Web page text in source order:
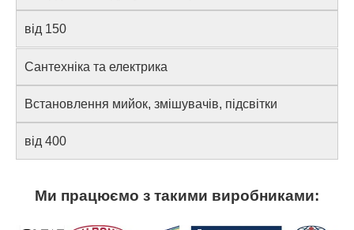
від 150
Сантехніка та електрика
Встановлення мийок, змішувачів, підсвітки
від 400
Ми працюємо з такими виробниками: